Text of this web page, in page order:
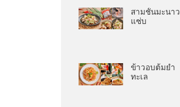
สามชั้นมะนาว
แซ่บ
ข้าวอบต้มยำ
ทะเล